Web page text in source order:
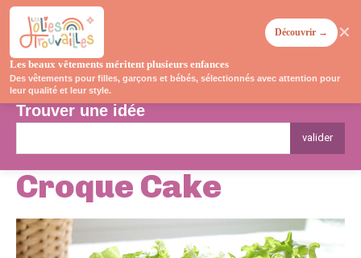
Trouver une idée
valider
Croque Cake
Les beaux vêtements méritent plusieurs enfances
Des vêtements pour filles, garçons et bébés, sélectionnés avec attention pour
leur qualité et leur style.
Découvrir → ✕